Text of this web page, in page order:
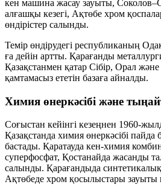
кен машина жасау зауыты,
алғашқы кезегі, Ақтөбе хром
өндірістер салынды.
Темір өндірудегі республиканың
ға дейін артты. Қарағанды
Қазақстанмен қатар Сібір, Орал
қамтамасыз ететін базаға айналды.
Химия өнеркәсібі және
Соғыстан кейінгі кезеңнен 1960-
Қазақстанда химия өнеркәсібі
бастады. Қаратауда кен-химия
суперфосфат, Қостанайда жасанды
салынды. Қарағандыда синтетикалық
Ақтөбеде хром қосылыстары зауыты